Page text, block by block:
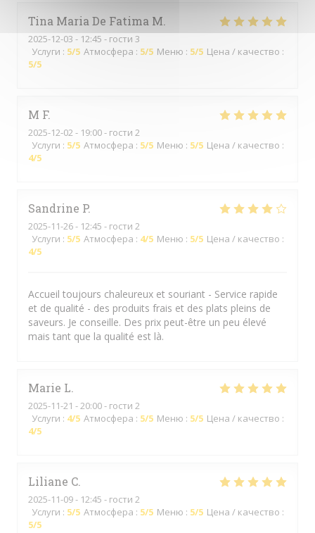
Tina Maria De Fatima M
2025-12-03 - 12:45 - гости 3
Услуги : 5/5 Атмосфера : 5/5 Меню : 5/5 Цена / качество :
5/5
M F
2025-12-02 - 19:00 - гости 2
Услуги : 5/5 Атмосфера : 5/5 Меню : 5/5 Цена / качество :
4/5
Sandrine P
2025-11-26- 12:45 - гости 2
Услуги : 5/5 Атмосфера : 4/5 Меню : 5/5 Цена / качество :
4/5
Accueil toujours chaleureux et souriant - Service rapide
et de qualité - des produits frais et des plats pleins de
saveurs. Je conseille. Des prix peut-être un peu élevé
mais tant que la qualité est là.
Marie L
2025-11-21 - 20:00 - гости 2
Услуги : 4/5 Атмосфера : 5/5 Меню : 5/5 Цена / качество :
4/5
Liliane C
2025-11-09- 12:45 - гости 2
Услуги : 5/5 Атмосфера : 5/5 Меню : 5/5 Цена / качество :
5/5